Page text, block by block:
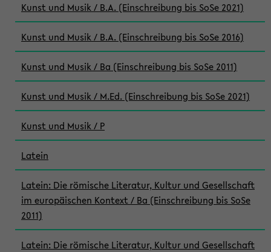
Kunst und Musik / B.A. (Einschreibung bis SoSe 2021)
Kunst und Musik / B.A. (Einschreibung bis SoSe 2016)
Kunst und Musik / Ba (Einschreibung bis SoSe 2011)
Kunst und Musik / M.Ed. (Einschreibung bis SoSe 2021)
Kunst und Musik / P
Latein
Latein: Die römische Literatur, Kultur und Gesellschaft
im europäischen Kontext / Ba (Einschreibung bis SoSe
2011)
Latein: Die römische Literatur, Kultur und Gesellschaft